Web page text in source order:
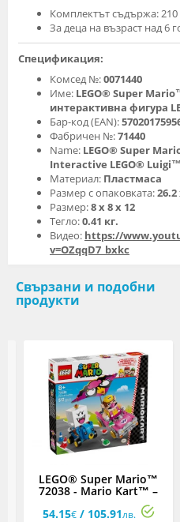
Комплектът съдържа: 210
За деца на възраст над 6
Спецификация:
Комсед №:0071440
Име: LEGO® Super
интерактивна фигура
Бар-код (EAN):
Фабричен №:71440
Name: LEGO® Super
Interactive LEGO® Luigi™
Материал: Пластмаса
Размер с опаковката:26.2
Размер:8 х 8 х 12
Тегло:0.41 кг.
Видео: https://
v=OZqqD7_bxkc
Свързани и подобни
продукти
LEGO® Super Mario™
72038 - Mario Kart™ –
Wario и King Boo
54.15€/ 105.91лв.